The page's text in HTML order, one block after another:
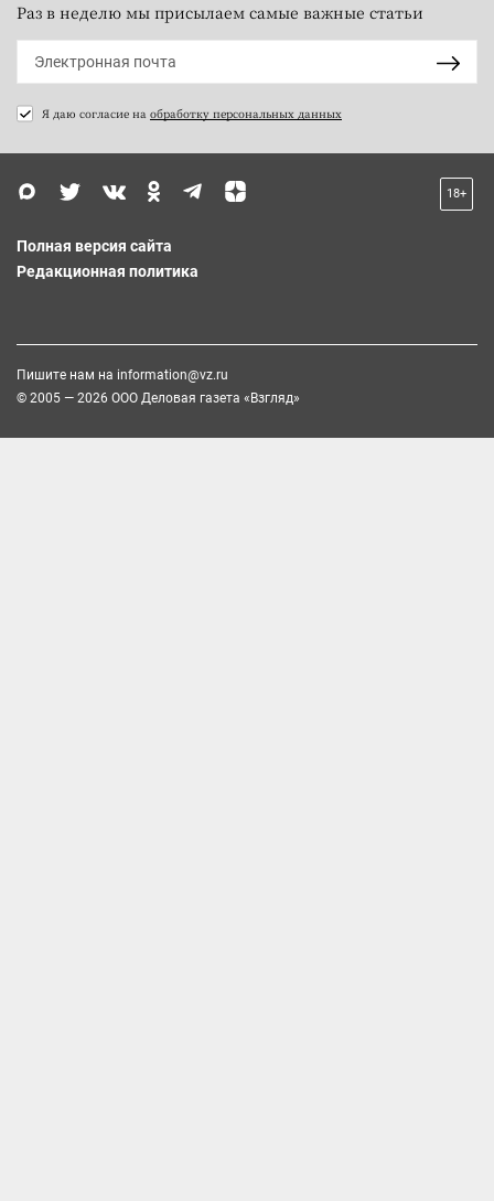
Раз в неделю мы присылаем самые важные статьи
Я даю согласие на обработку персональных данных
18+
Полная версия сайта
Редакционная политика
Пишите нам на information@vz.ru
© 2005 — 2026 ООО Деловая газета «Взгляд»